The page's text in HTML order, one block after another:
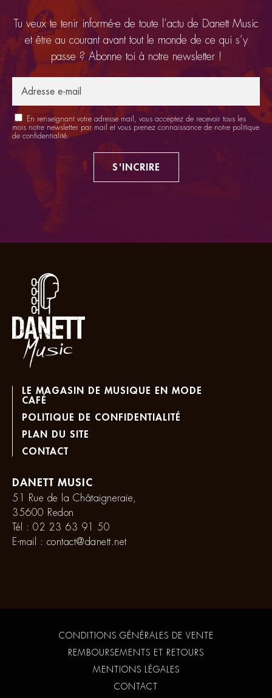
Tu veux te tenir informé-e de toute l’actu de Danett Music
et être au courant avant tout le monde de ce qui s’y
passe ? Abonne toi à notre newsletter !
En renseignant votre adresse mail, vous acceptez de recevoir tous les
mois notre newsletter par mail et vous prenez connaissance de notre politique
de confidentialité.
S'INCRIRE
LE MAGASIN DE MUSIQUE EN MODE
CAFÉ
POLITIQUE DE CONFIDENTIALITÉ
PLAN DU SITE
CONTACT
DANETT MUSIC
51 Rue de la Châtaigneraie,
35600 Redon
Tél : 02 23 63 91 50
E-mail : contact@danett.net
CONDITIONS GÉNÉRALES DE VENTE
REMBOURSEMENTS ET RETOURS
MENTIONS LÉGALES
CONTACT